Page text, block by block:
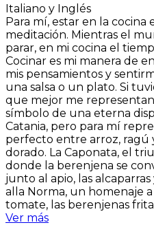
Italiano y Inglés
Para mí, estar en la cocina
meditación. Mientras el
parar, en mi cocina el
Cocinar es mi manera de
mis pensamientos y
una salsa o un plato. Si
que mejor me
símbolo de una eterna
Catania, pero para mí
perfecto entre arroz,
dorado. La Caponata, el
donde la berenjena se
junto al apio, las alcaparras
alla Norma, un homenaje
tomate, las berenjenas
Ver más